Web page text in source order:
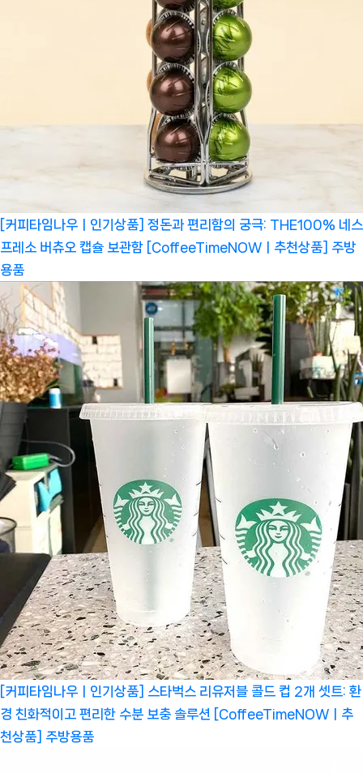
[커피타임나우ㅣ인기상품] 정돈과 편리함의 궁극: THE100% 네스
프레소 버츄오 캡슐 보관함 [CoffeeTimeNOWㅣ추천상품] 주방
용품
[커피타임나우ㅣ인기상품] 스타벅스 리유저블 콜드 컵 2개 셋트: 환
경 친화적이고 편리한 수분 보충 솔루션 [CoffeeTimeNOWㅣ추
천상품] 주방용품